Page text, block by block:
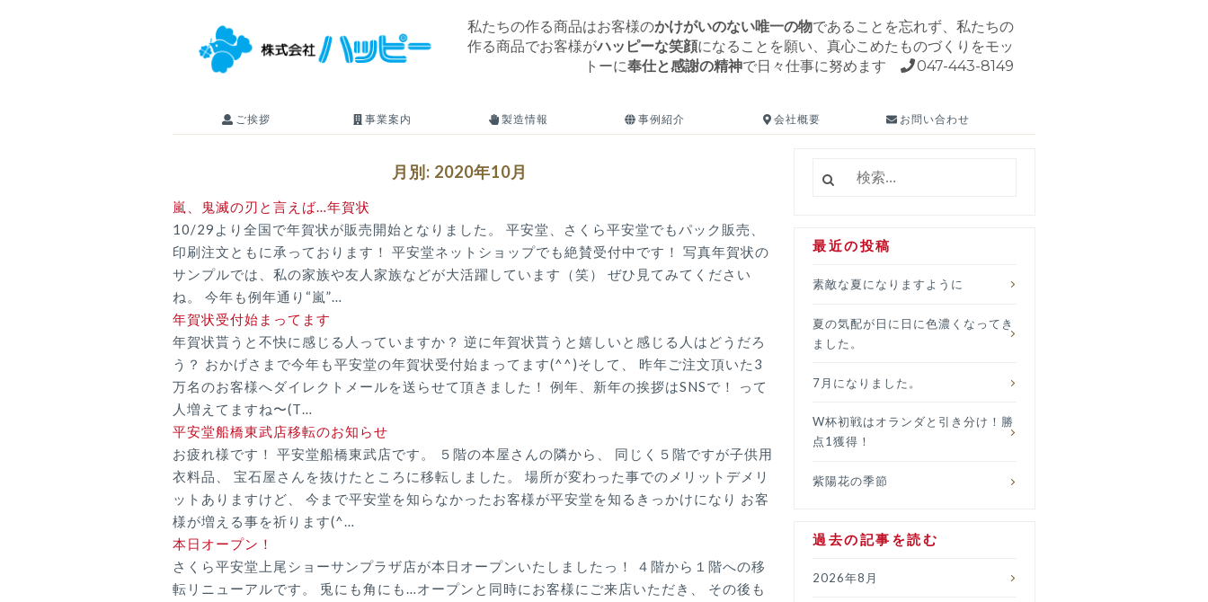
t
e
n
t
私たちの作る商品はお客様のかけがいのない唯一の物であることを忘れず、私たちの
作る商品でお客様がハッピーな笑顔になることを願い、真心こめたものづくりをモッ
トーに奉仕と感謝の精神で日々仕事に努めます 047-443-8149
ご挨拶 事業案内 製造情報 事例紹介 会社概要 お問い合わせ
月別: 2020年10月
嵐、鬼滅の刃と言えば…年賀状
10/29より全国で年賀状が販売開始となりました。 平安堂、さくら平安堂でもパック販売、
印刷注文ともに承っております！ 平安堂ネットショップでも絶賛受付中です！ 写真年賀状の
サンプルでは、私の家族や友人家族などが大活躍しています（笑） ぜひ見てみてください
ね。 今年も例年通り“嵐”…
年賀状受付始まってます
年賀状貰うと不快に感じる人っていますか？ 逆に年賀状貰うと嬉しいと感じる人はどうだろ
う？ おかげさまで今年も平安堂の年賀状受付始まってます(^^)そして、 昨年ご注文頂いた3
万名のお客様へダイレクトメールを送らせて頂きました！ 例年、新年の挨拶はSNSで！ って
人増えてますね〜(T…
平安堂船橋東武店移転のお知らせ
お疲れ様です！ 平安堂船橋東武店です。 ５階の本屋さんの隣から、 同じく５階ですが子供用
衣料品、 宝石屋さんを抜けたところに移転しました。 場所が変わった事でのメリットデメリ
ットありますけど、 今まで平安堂を知らなかったお客様が平安堂を知るきっかけになり お客
様が増える事を祈ります(^…
本日オープン！
さくら平安堂上尾ショーサンプラザ店が本日オープンいたしましたっ！ ４階から１階への移
転リニューアルです。 兎にも角にも…オープンと同時にお客様にご来店いただき、 その後も
索:
最近の投稿
素敵な夏になりますように
夏の気配が日に日に色濃くなってき
ました。
7月になりました。
W杯初戦はオランダと引き分け！勝
点1獲得！
紫陽花の季節
過去の記事を読む
2026年8月